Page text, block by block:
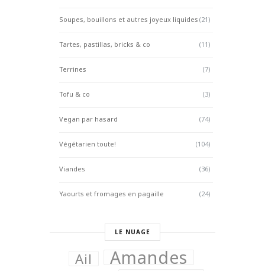
Soupes, bouillons et autres joyeux liquides (21)
Tartes, pastillas, bricks & co (11)
Terrines (7)
Tofu & co (3)
Vegan par hasard (74)
Végétarien toute! (104)
Viandes (36)
Yaourts et fromages en pagaille (24)
LE NUAGE
Ail Amandes